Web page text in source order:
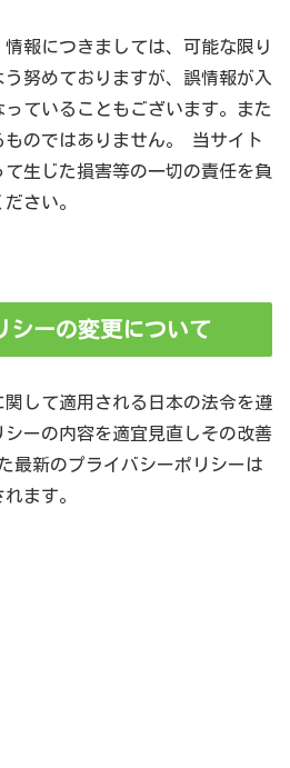
報につきましては、可能な限り
努めておりますが、誤情報が入
ていることもございます。また
のではありません。 当サイト
生じた損害等の一切の責任を負
ださい。
シーの変更について
して適用される日本の法令を遵
ーの内容を適宜見直しその改善
最新のプライバシーポリシーは
れます。